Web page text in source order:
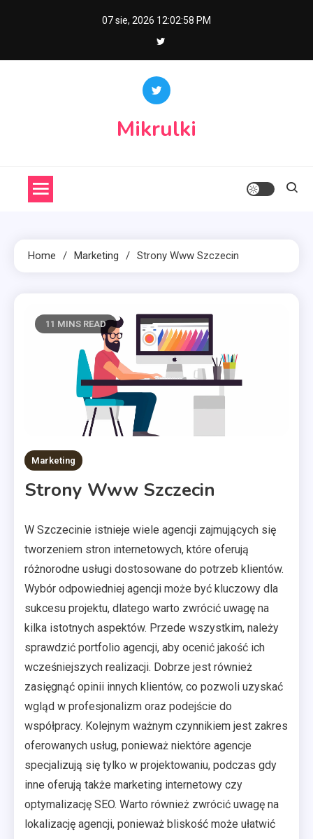
07 sie, 2026 12:02:59 PM
Mikrulki
Home Marketing Strony Www Szczecin
11 MINS READ
Marketing
Strony Www Szczecin
W Szczecinie istnieje wiele agencji zajmujących się
tworzeniem stron internetowych, które oferują
różnorodne usługi dostosowane do potrzeb klientów.
Wybór odpowiedniej agencji może być kluczowy dla
sukcesu projektu, dlatego warto zwrócić uwagę na
kilka istotnych aspektów. Przede wszystkim, należy
sprawdzić portfolio agencji, aby ocenić jakość ich
wcześniejszych realizacji. Dobrze jest również
zasięgnąć opinii innych klientów, co pozwoli uzyskać
wgląd w profesjonalizm oraz podejście do
współpracy. Kolejnym ważnym czynnikiem jest zakres
oferowanych usług, ponieważ niektóre agencje
specjalizują się tylko w projektowaniu, podczas gdy
inne oferują także marketing internetowy czy
optymalizację SEO. Warto również zwrócić uwagę na
lokalizację agencji, ponieważ bliskość może ułatwić